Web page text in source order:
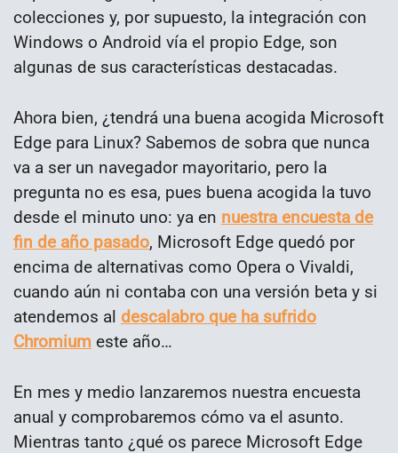
colecciones y, por supuesto, la integración con
Windows o Android vía el propio Edge, son
algunas de sus características destacadas.
Ahora bien, ¿tendrá una buena acogida Microsoft
Edge para Linux? Sabemos de sobra que nunca
va a ser un navegador mayoritario, pero la
pregunta no es esa, pues buena acogida la tuvo
desde el minuto uno: ya en nuestra encuesta de
fin de año pasado, Microsoft Edge quedó por
encima de alternativas como Opera o Vivaldi,
cuando aún ni contaba con una versión beta y si
atendemos al descalabro que ha sufrido
Chromium este año…
En mes y medio lanzaremos nuestra encuesta
anual y comprobaremos cómo va el asunto.
Mientras tanto ¿qué os parece Microsoft Edge